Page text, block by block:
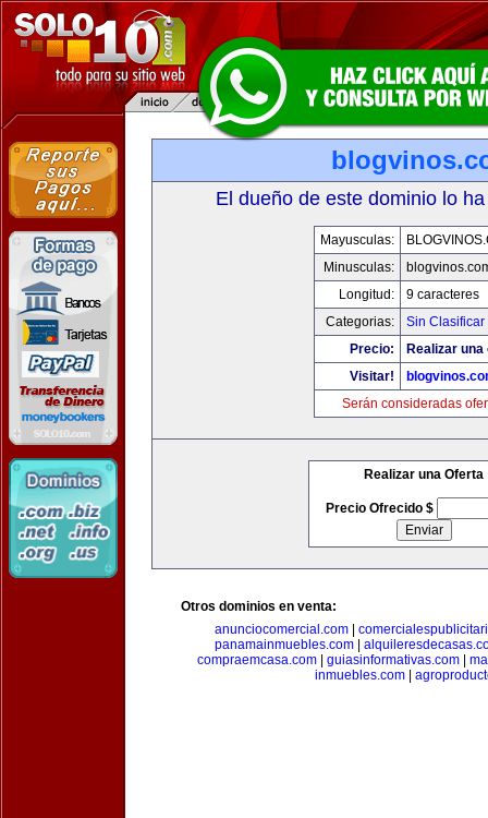
El dueño de este dominio lo
Mayusculas:
Minusculas:
Longitud:
9 caracteres
Categorias:
Sin Clasificar
Precio:
Realizar
Visitar!
Serán consideradas
Realizar una Oferta
Precio Ofrecido $
Otros dominios en venta:
anunciocomercial.com
panamainmuebles.com|
compraemcasa.com
guiasinformativas.com
inmuebles.com